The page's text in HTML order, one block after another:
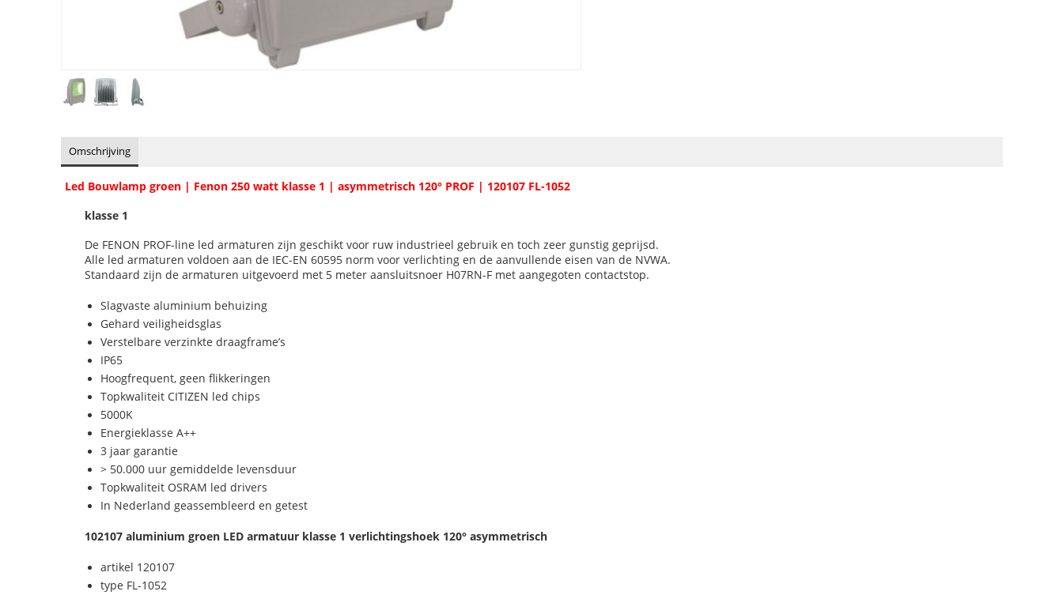
Omschrijving
Led Bouwlamp groen | Fenon 250 watt klasse 1 | asymmetrisch 120° PROF | 120107 FL-1052
klasse 1
De FENON PROF-line led armaturen zijn geschikt voor ruw industrieel gebruik en toch zeer gunstig geprijsd.
Alle led armaturen voldoen aan de IEC-EN 60595 norm voor verlichting en de aanvullende eisen van de NVWA.
Standaard zijn de armaturen uitgevoerd met 5 meter aansluitsnoer H07RN-F met aangegoten contactstop.
Slagvaste aluminium behuizing
Gehard veiligheidsglas
Verstelbare verzinkte draagframe’s
IP65
Hoogfrequent, geen flikkeringen
Topkwaliteit CITIZEN led chips
5000K
Energieklasse A++
3 jaar garantie
> 50.000 uur gemiddelde levensduur
Topkwaliteit OSRAM led drivers
In Nederland geassembleerd en getest
102107 aluminium groen LED armatuur klasse 1 verlichtingshoek 120°asymmetrisch
artikel 120107
type FL-1052